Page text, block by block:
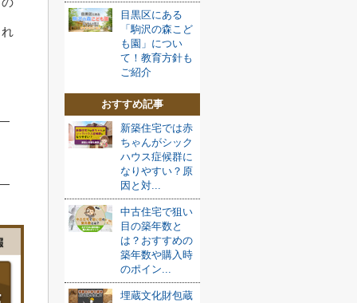
目黒区にある
「駒沢の森こど
も園」につい
て！教育方針も
ご紹介
おすすめ記事
新築住宅では赤
ちゃんがシック
ハウス症候群に
なりやすい？原
因と対...
中古住宅で狙い
目の築年数と
は？おすすめの
築年数や購入時
のポイン...
埋蔵文化財包蔵